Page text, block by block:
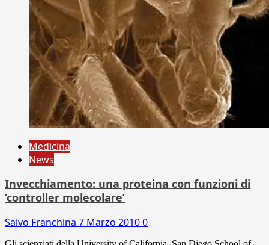
Medicina
News
Invecchiamento: una proteina con funzioni di
‘controller molecolare’
Salvo Franchina 7 Marzo 20100